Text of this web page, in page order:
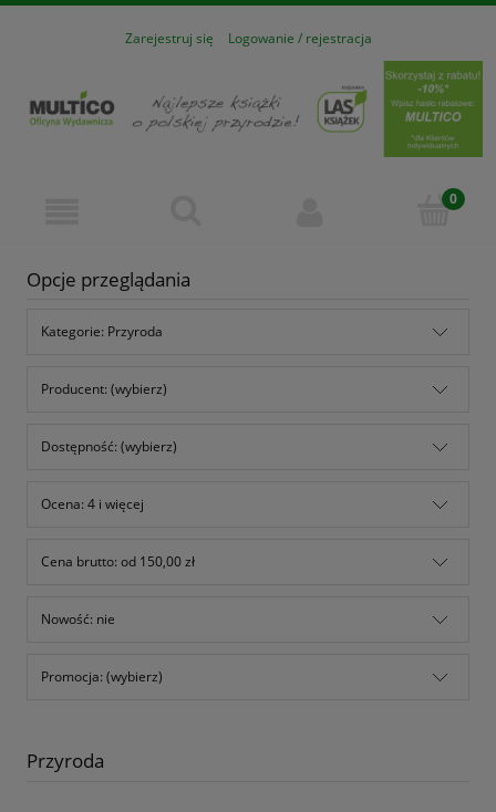
Zarejestruj się Logowanie / rejestracja
Opcje przeglądania
Kategorie: Przyroda
Producent: (wybierz)
Dostępność: (wybierz)
Ocena: 4 i więcej
Cena brutto: od 150,00 zł
Nowość: nie
Promocja: (wybierz)
Przyroda